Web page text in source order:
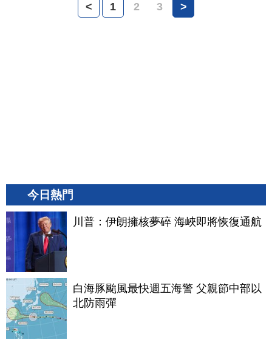
< 1 2 3 >
今日熱門
川普：伊朗擁核夢碎 海峽即將恢復通航
白海豚颱風最快週五海警 父親節中部以
北防雨彈